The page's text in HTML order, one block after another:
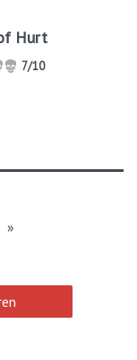
Hurt
7/10
»